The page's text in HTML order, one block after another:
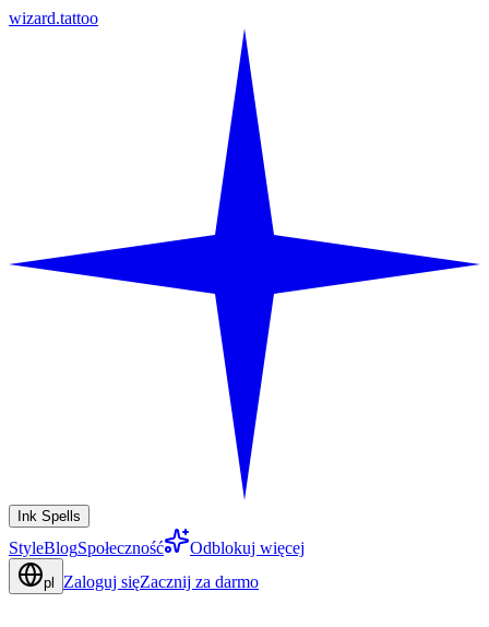
wizard.tattoo
Ink Spells
StyleBlogSpołeczność Odblokuj więcej
pl Zaloguj sięZacznij za darmo